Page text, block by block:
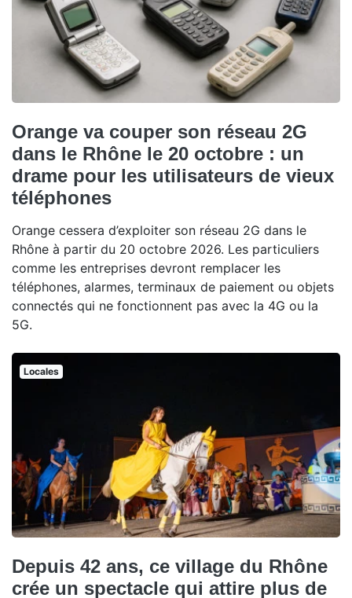
Orange va couper son réseau 2G
dans le Rhône le 20 octobre : un
drame pour les utilisateurs de vieux
téléphones
Orange cessera d’exploiter son réseau 2G dans le
Rhône à partir du 20 octobre 2026. Les particuliers
comme les entreprises devront remplacer les
téléphones, alarmes, terminaux de paiement ou objets
connectés qui ne fonctionnent pas avec la 4G ou la
5G.
Locales
Depuis 42 ans, ce village du Rhône
crée un spectacle qui attire plus de